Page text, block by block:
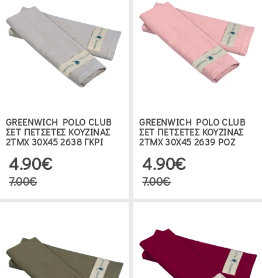
GREENWICH POLO CLUB
ΣΕΤ ΠΕΤΣΕΤΕΣ ΚΟΥΖΙΝΑΣ
2TMX 30Χ45 2638 ΓΚΡΙ
4.90€
7.00€
GREENWICH POLO CLUB
ΣΕΤ ΠΕΤΣΕΤΕΣ ΚΟΥΖΙΝΑΣ
2TMX 30Χ45 2639 ΡΟΖ
4.90€
7.00€
ΠΟΤΗΡΌΠΑΝΑ
(1)